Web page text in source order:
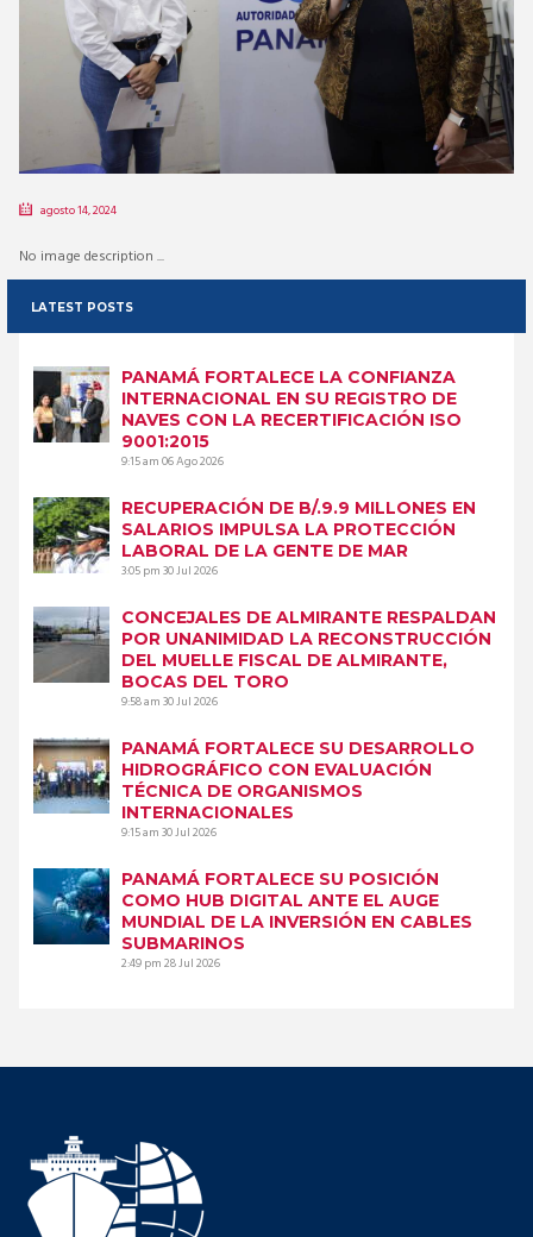
agosto 14, 2024
No image description ...
LATEST POSTS
PANAMÁ FORTALECE LA CONFIANZA
INTERNACIONAL EN SU REGISTRO DE
NAVES CON LA RECERTIFICACIÓN ISO
9001:2015
9:15 am06 Ago 2026
RECUPERACIÓN DE B/.9.9 MILLONES EN
SALARIOS IMPULSA LA PROTECCIÓN
LABORAL DE LA GENTE DE MAR
3:05 pm30 Jul 2026
CONCEJALES DE ALMIRANTE RESPALDAN
POR UNANIMIDAD LA RECONSTRUCCIÓN
DEL MUELLE FISCAL DE ALMIRANTE,
BOCAS DEL TORO
9:58 am30 Jul 2026
PANAMÁ FORTALECE SU DESARROLLO
HIDROGRÁFICO CON EVALUACIÓN
TÉCNICA DE ORGANISMOS
INTERNACIONALES
9:15 am30 Jul 2026
PANAMÁ FORTALECE SU POSICIÓN
COMO HUB DIGITAL ANTE EL AUGE
MUNDIAL DE LA INVERSIÓN EN CABLES
SUBMARINOS
2:49 pm28 Jul 2026